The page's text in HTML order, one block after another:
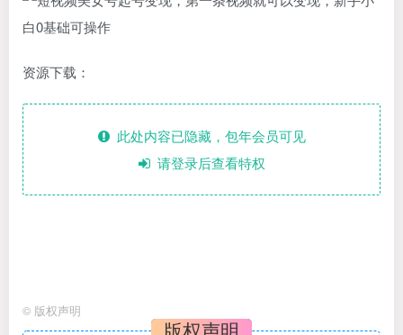
资源下载：
此处内容已隐藏，包年会员可见
请登录后查看特权
© 版权声明
版权声明